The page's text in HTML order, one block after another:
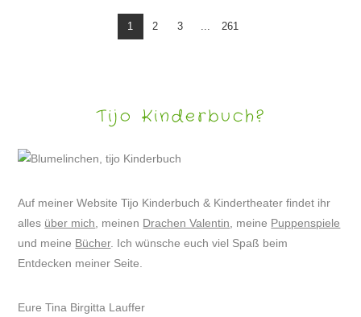
1 2 3 261
Tijo Kinderbuch?
Auf meiner Website Tijo Kinderbuch & Kindertheater findet ihr
alles über mich , meinen Drachen Valentin , meine Puppenspiele
und meine Bücher. Ich wünsche euch viel Spaß beim
Entdecken meiner Seite.
Eure Tina Birgitta Lauffer